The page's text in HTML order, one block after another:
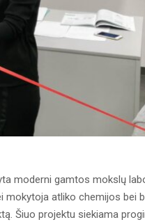
moderni gamtos mokslų
atliko chemijos bei
Šiuo projektu siekiama